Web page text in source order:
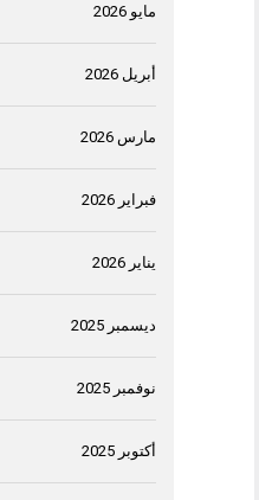
مايو 2026
أبريل 2026
مارس 2026
فبراير 2026
يناير 2026
ديسمبر 2025
نوفمبر 2025
أكتوبر 2025